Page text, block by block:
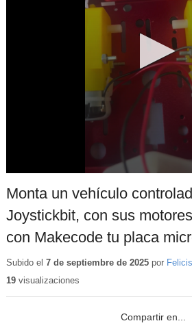
Monta un vehículo
Joystickbit, con sus
con Makecode tu placa
Subido el 7 de septiembre de 2025por
19visualizaciones